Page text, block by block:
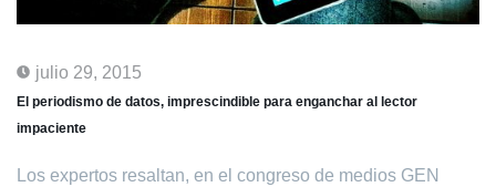
julio 29, 2015
El periodismo de datos, imprescindible para enganchar al lector
impaciente
Los expertos resaltan, en el congreso de medios GEN